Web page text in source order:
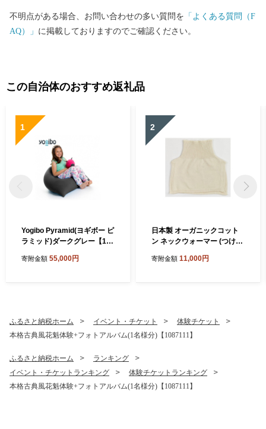
不明点がある場合、お問い合わせの多い質問を 「よくある質問（F
AQ）」 に掲載しておりますのでご確認ください。
この自治体のおすすめ返礼品
1
Yogibo Pyramid(ヨギボー ピ
ラミッド)ダークグレー【116
寄附金額 55,000円
2
日本製 オーガニックコット
ン ネックウォーマー (つけ
065】
寄附金額 11,000円
ふるさと納税ホーム イベント・チケット
体験チケット
本格古典風花魁体験+フォトアルバム(1名様分)【1087111】
ふるさと納税ホーム
ランキング
イベント・チケットランキング
体験チケットランキング
本格古典風花魁体験+フォトアルバム(1名様分)【1087111】